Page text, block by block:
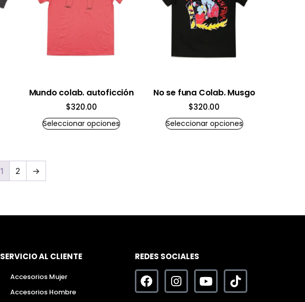
Mundo colab. autoficción
$320.00
Seleccionar opciones
No se funa Colab. Musgo
$320.00
Seleccionar opciones
1 2 →
SERVICIO AL CLIENTE
Accesorios Mujer
Accesorios Hombre
REDES SOCIALES